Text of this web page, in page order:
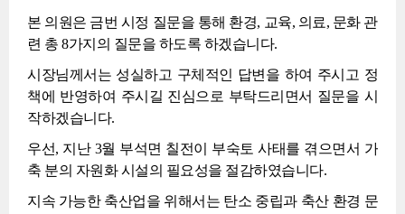
본 의원은 금번 시정 질문을 통해 환경, 교육, 의료, 문화 관
련 총 8가지의 질문을 하도록 하겠습니다.
시장님께서는 성실하고 구체적인 답변을 하여 주시고 정
책에 반영하여 주시길 진심으로 부탁드리면서 질문을 시
작하겠습니다.
우선, 지난 3월 부석면 칠전이 부숙토 사태를 겪으면서 가
축 분의 자원화 시설의 필요성을 절감하였습니다.
지속 가능한 축산업을 위해서는 탄소 중립과 축산 환경 문